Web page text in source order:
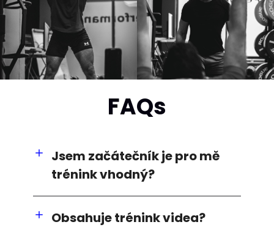
FAQs
Jsem začátečník je pro mě
trénink vhodný?
Obsahuje trénink videa?